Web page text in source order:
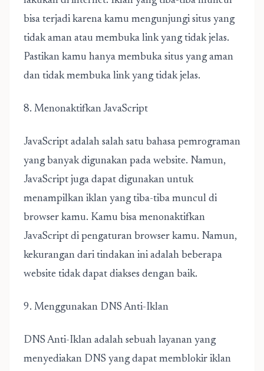
bisa terjadi karena kamu mengunjungi situs yang
tidak aman atau membuka link yang tidak jelas.
Pastikan kamu hanya membuka situs yang aman
dan tidak membuka link yang tidak jelas.
8. Menonaktifkan JavaScript
JavaScript adalah salah satu bahasa pemrograman
yang banyak digunakan pada website. Namun,
JavaScript juga dapat digunakan untuk
menampilkan iklan yang tiba-tiba muncul di
browser kamu. Kamu bisa menonaktifkan
JavaScript di pengaturan browser kamu. Namun,
kekurangan dari tindakan ini adalah beberapa
website tidak dapat diakses dengan baik.
9. Menggunakan DNS Anti-Iklan
DNS Anti-Iklan adalah sebuah layanan yang
menyediakan DNS yang dapat memblokir iklan